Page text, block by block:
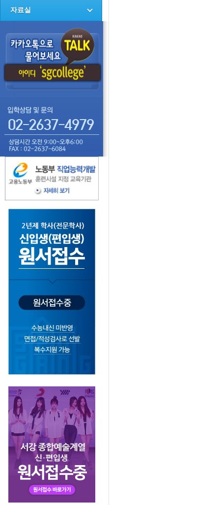
자료실